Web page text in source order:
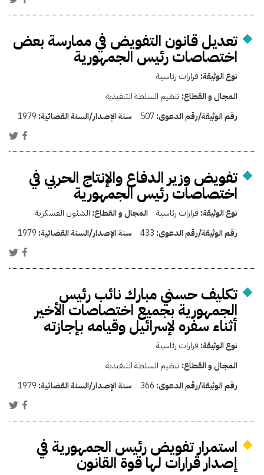
تعديل قانون التفويض في ممارسة بعض
اختصاصات رئيس الجمهورية
نوع الوثيقة: قرارات رئاسية
المجال و القطاع: تنظيم السلطة التنفيذية
رقم الوثيقة/رقم الدعوى:507 سنة الإصدار/السنة القضائية: 1979
تفويض وزير الدفاع والإنتاج الحربي في
اختصاصات رئيس الجمهورية
نوع الوثيقة: قرارات رئاسية المجال و القطاع: الشئون العسكرية
رقم الوثيقة/رقم الدعوى: 433 سنة الإصدار/السنة القضائية: 1979
تكليف حسني مبارك نائب رئيس
الجمهورية بجميع اختصاصات الأخير
أثناء سفره لإسرائيل وقيامه بإجازته
نوع الوثيقة: قرارات رئاسية
المجال و القطاع: تنظيم السلطة التنفيذية
رقم الوثيقة/رقم الدعوى: 366 سنة الإصدار/السنة القضائية: 1979
استمرار تفويض رئيس الجمهورية في
إصدار قرارات لها قوة القانون